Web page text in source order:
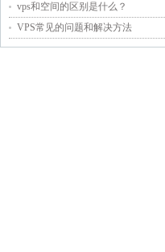
vps和空间的区别是什么？
VPS常见的问题和解决方法